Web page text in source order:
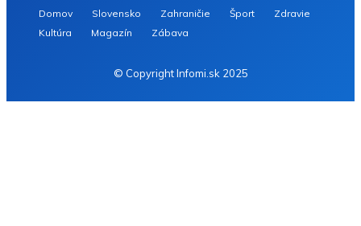
Domov Slovensko Zahraničie Šport
Zdravie
Kultúra
Magazín Zábava
© Copyright Infomi.sk 2025